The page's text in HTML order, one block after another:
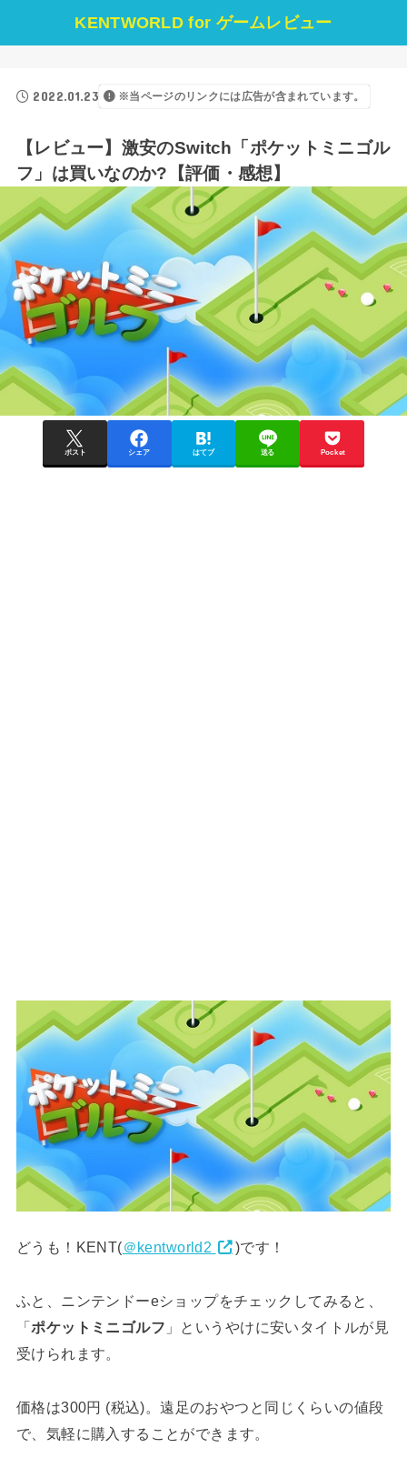
KENTWORLD for ゲームレビュー
2022.01.23 ※当ページのリンクには広告が含まれています。
【レビュー】激安のSwitch「ポケットミニゴル
フ」は買いなのか?【評価・感想】
ポスト シェア はてブ 送る Pocket
どうも！KENT(＠kentworld2 )です！
ふと、ニンテンドーeショップをチェックしてみると、
「ポケットミニゴルフ 」というやけに安いタイトルが見
受けられます。
価格は300円 (税込)。遠足のおやつと同じくらいの値段
で、気軽に購入することができます。